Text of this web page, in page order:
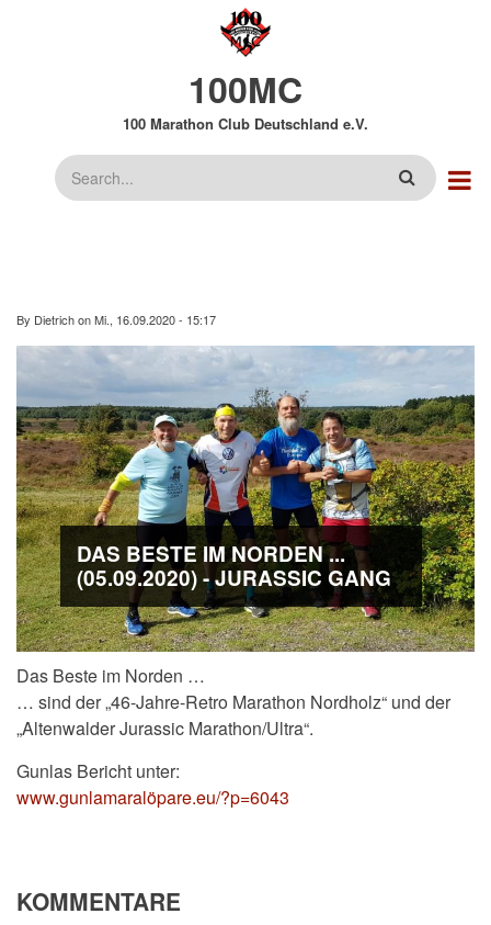
100MC
100 Marathon Club Deutschland e.V.
Suche
By DietrichonMi., 16.09.2020 - 15:17
DAS BESTE IM NORDEN ...
(05.09.2020) - JURASSIC GANG
Das Beste im Norden …
… sind der „46-Jahre-Retro Marathon Nordholz“ und der
„Altenwalder Jurassic Marathon/Ultra“.
Gunlas Bericht unter:
www.gunlamaralöpare.eu/?p=6043
KOMMENTARE